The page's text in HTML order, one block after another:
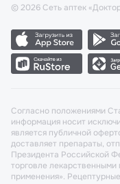
© 2026 Сеть аптек
Согласно положениями
информация носит
является публичной
доставляет препараты,
Президента Российской
торговле
применения».